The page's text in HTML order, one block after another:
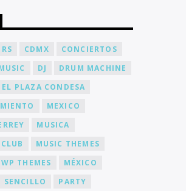
CDMX
CONCIERTOS
DJ
DRUM MACHINE
EL PLAZA CONDESA
MEXICO
MUSICA
MUSIC THEMES
THEMES
MÉXICO
SENCILLO
PARTY